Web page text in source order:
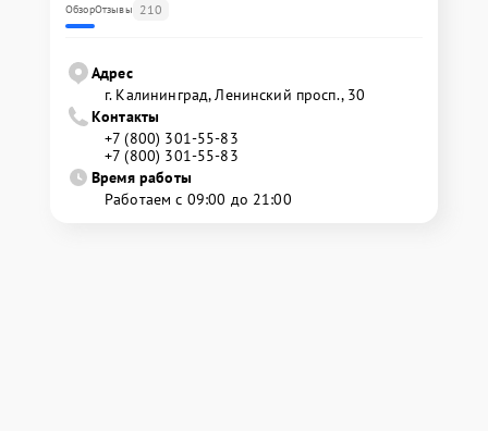
ОбзорОтзывы 210
Адрес
г. Калининград, Ленинский просп., 30
Контакты
+7 (800) 301-55-83
+7 (800) 301-55-83
Время работы
Работаем с 09:00 до 21:00